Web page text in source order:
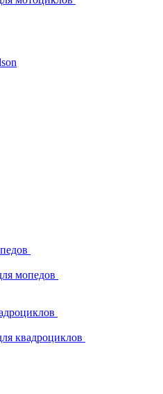
мопедов
квадроциклов